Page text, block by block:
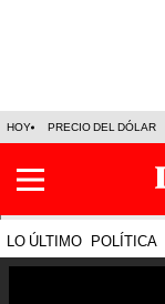
HOY PRECIO DEL DÓLAR
LO ÚLTIMO POLÍTICA